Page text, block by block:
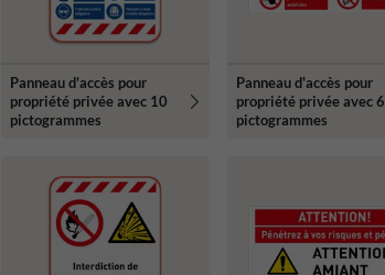
Panneau d'accès pour
propriété privée avec 10
pictogrammes
Panneau d'accès pour
propriété privée avec 6
pictogrammes